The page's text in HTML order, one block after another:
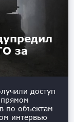
за
доступ
по объектам
интервью